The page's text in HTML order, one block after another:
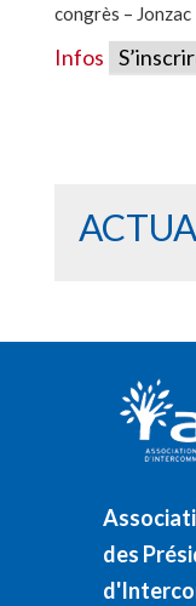
congrès – Jonzac
Infos
des